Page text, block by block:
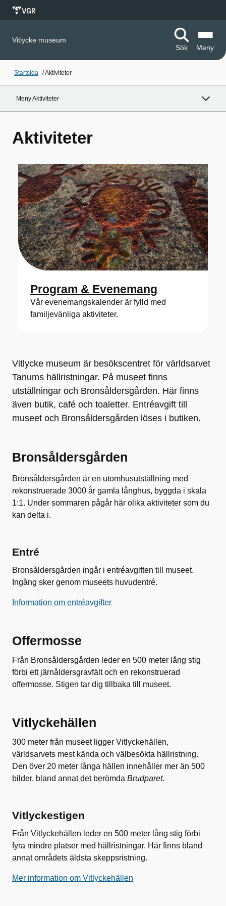
Vitlycke museum
Sök
Meny
Startsida /Aktiviteter
Meny Aktiviteter
Aktiviteter
Program & Evenemang
Vår evenemangskalender är fylld med
familjevänliga aktiviteter.
Vitlycke museum är besökscentret för världsarvet
Tanums hällristningar. På museet finns
utställningar och Bronsåldersgården. Här finns
även butik, café och toaletter. Entréavgift till
museet och Bronsåldersgården löses i butiken.
Bronsåldersgården
Bronsåldersgården är en utomhusutställning med
rekonstruerade 3000 år gamla långhus, byggda i skala
1:1. Under sommaren pågår här olika aktiviteter som du
kan delta i.
Entré
Bronsåldersgården ingår i entréavgiften till museet.
Ingång sker genom museets huvudentré.
Information om entréavgifter
Offermosse
Från Bronsåldersgården leder en 500 meter lång stig
förbi ett järnåldersgravfält och en rekonstruerad
offermosse. Stigen tar dig tillbaka till museet.
Vitlyckehällen
300 meter från museet ligger Vitlyckehällen,
världsarvets mest kända och välbesökta hällristning.
Den över 20 meter långa hällen innehåller mer än 500
bilder, bland annat det berömda Brudparet.
Vitlyckestigen
Från Vitlyckehällen leder en 500 meter lång stig förbi
fyra mindre platser med hällristningar. Här finns bland
annat områdets äldsta skeppsristning.
Mer information om Vitlyckehällen